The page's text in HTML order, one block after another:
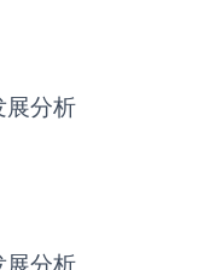
展分析
展分析